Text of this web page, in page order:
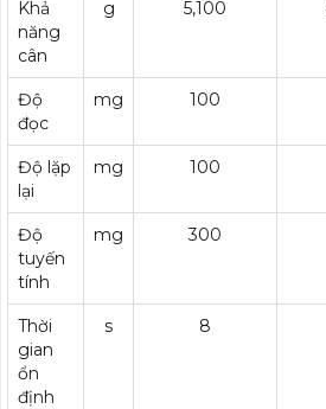
Khả
năng
cân
g 5,100
Độ
đọc
mg 100
Độ lặp
lại
mg 100
Độ
tuyến
tính
mg 300
Thời
gian
ổn
định
s 8